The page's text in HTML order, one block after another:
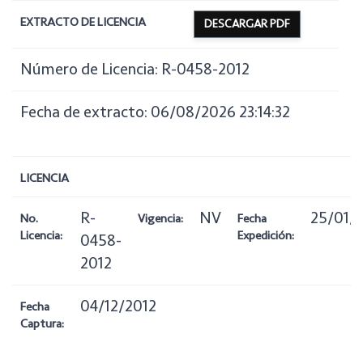
EXTRACTO DE LICENCIA DESCARGAR PDF
Número de Licencia: R-0458-2012
Fecha de extracto: 06/08/2026 23:14:32
LICENCIA
No.
Licencia:
R-
0458-
2012
Vigencia: NV
Fecha
Expedición:
25/01/
Fecha
Captura:
04/12/2012